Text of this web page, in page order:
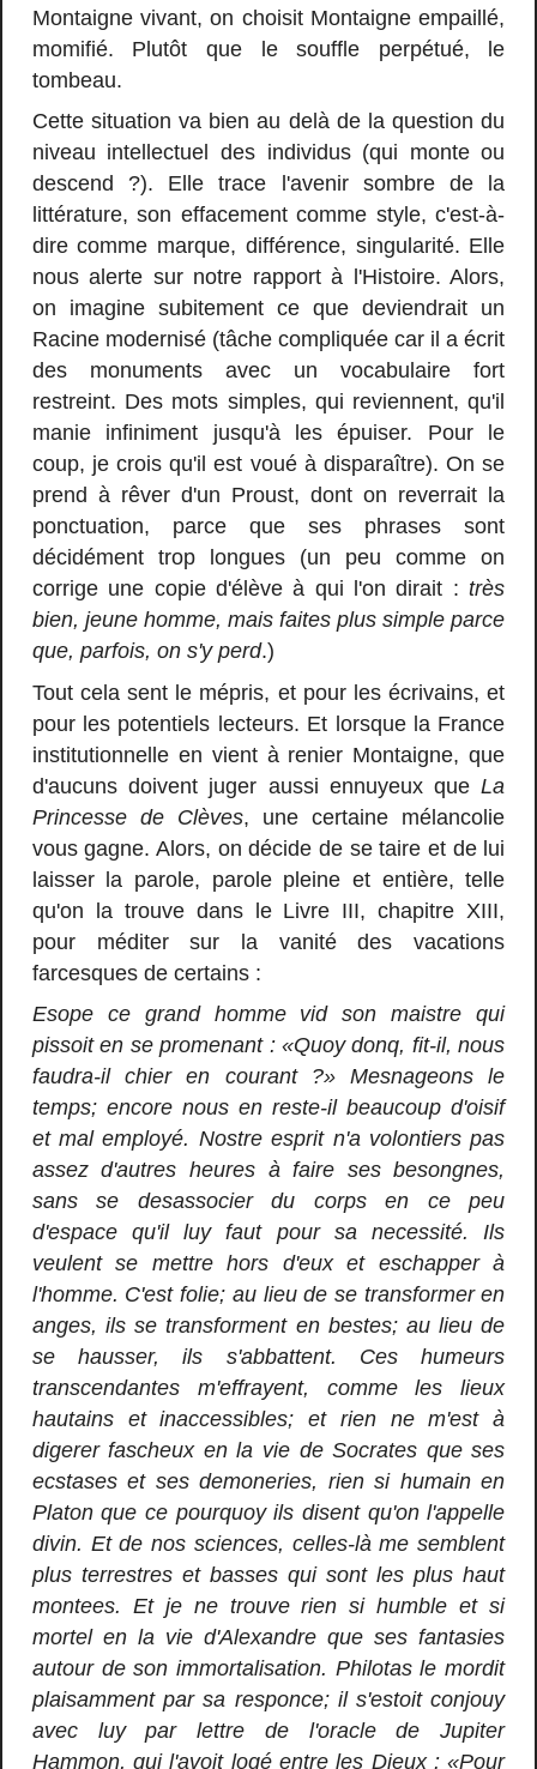
Montaigne vivant, on choisit Montaigne empaillé,
momifié. Plutôt que le souffle perpétué, le
tombeau.
Cette situation va bien au delà de la question du
niveau intellectuel des individus (qui monte ou
descend ?). Elle trace l'avenir sombre de la
littérature, son effacement comme style, c'est-à-
dire comme marque, différence, singularité. Elle
nous alerte sur notre rapport à l'Histoire. Alors,
on imagine subitement ce que deviendrait un
Racine modernisé (tâche compliquée car il a écrit
des monuments avec un vocabulaire fort
restreint. Des mots simples, qui reviennent, qu'il
manie infiniment jusqu'à les épuiser. Pour le
coup, je crois qu'il est voué à disparaître). On se
prend à rêver d'un Proust, dont on reverrait la
ponctuation, parce que ses phrases sont
décidément trop longues (un peu comme on
corrige une copie d'élève à qui l'on dirait :très
bien, jeune homme, mais faites plus simple parce
que, parfois, on s'y perd.)
Tout cela sent le mépris, et pour les écrivains, et
pour les potentiels lecteurs. Et lorsque la France
institutionnelle en vient à renier Montaigne, que
d'aucuns doivent juger aussi ennuyeux queLa
Princesse de Clèves, une certaine mélancolie
vous gagne. Alors, on décide de se taire et de lui
laisser la parole, parole pleine et entière, telle
qu'on la trouve dans le Livre III, chapitre XIII,
pour méditer sur la vanité des vacations
farcesques de certains :
Esope ce grand homme vid son maistre qui
pissoit en se promenant : «Quoy donq, fit-il, nous
faudra-il chier en courant ?» Mesnageons le
temps; encore nous en reste-il beaucoup d'oisif
et mal employé. Nostre esprit n'a volontiers pas
assez d'autres heures à faire ses besongnes,
sans se desassocier du corps en ce peu
d'espace qu'il luy faut pour sa necessité. Ils
veulent se mettre hors d'eux et eschapper à
l'homme. C'est folie; au lieu de se transformer en
anges, ils se transforment en bestes; au lieu de
se hausser, ils s'abbattent. Ces humeurs
transcendantes m'effrayent, comme les lieux
hautains et inaccessibles; et rien ne m'est à
digerer fascheux en la vie de Socrates que ses
ecstases et ses demoneries, rien si humain en
Platon que ce pourquoy ils disent qu'on l'appelle
divin. Et de nos sciences, celles-là me semblent
plus terrestres et basses qui sont les plus haut
montees. Et je ne trouve rien si humble et si
mortel en la vie d'Alexandre que ses fantasies
autour de son immortalisation. Philotas le mordit
plaisamment par sa responce; il s'estoit conjouy
avec luy par lettre de l'oracle de Jupiter
Hammon, qui l'avoit logé entre les Dieux : «Pour